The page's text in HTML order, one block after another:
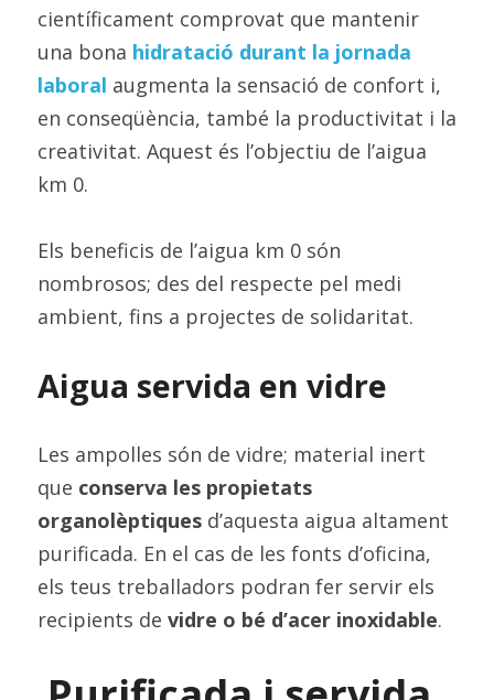
científicament comprovat que mantenir
una bona hidratació durant la jornada
laboral augmenta la sensació de confort i,
en conseqüència, també la productivitat i la
creativitat. Aquest és l’objectiu de l’aigua
km 0.
Els beneficis de l’aigua km 0 són
nombrosos; des del respecte pel medi
ambient, fins a projectes de solidaritat.
Aigua servida en vidre
Les ampolles són de vidre; material inert
que conserva les propietats
organolèptiques d’aquesta aigua altament
purificada. En el cas de les fonts d’oficina,
els teus treballadors podran fer servir els
recipients de vidre o bé d’acer inoxidable.